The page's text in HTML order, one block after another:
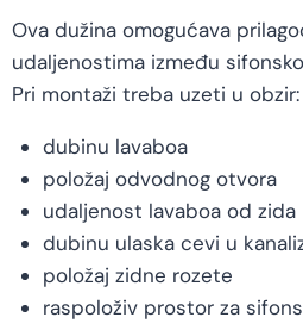
Ova dužina omogućava
udaljenostima između
Pri montaži treba uzeti u obzir:
dubinu lavaboa
položaj odvodnog otvora
udaljenost lavaboa od zida
dubinu ulaska cevi u
položaj zidne rozete
raspoloživ prostor za